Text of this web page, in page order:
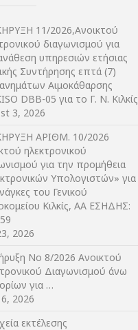
11/2026,Ανοικτού
διαγωνισμού για
υπηρεσιών ετήσιας
Συντήρησης επτά (7)
Αιμοκάθαρσης
DBB-05 για το Γ. Ν. Κιλκίς
3, 2026
ΑΡIΘΜ. 10/2026
ηλεκτρονικού
για την προμήθεια
Υπολογιστών» για
του Γενικού
Κιλκίς, ΑΑ ΕΣΗΔΗΣ:
2026
Νο 8/2026 Ανοικτού
Διαγωνισμού άνω
για …
2026
εκτέλεσης